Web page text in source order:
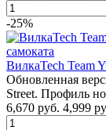
-25%
ВилкаTech Team
Обновленная
Street. Профиль
6,670 руб. 4,999